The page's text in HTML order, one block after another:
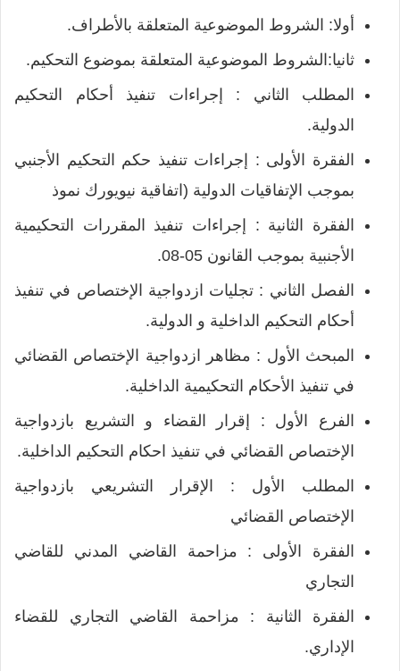
أولا: الشروط الموضوعية المتعلقة بالأطراف.
ثانيا:الشروط الموضوعية المتعلقة بموضوع التحكيم.
المطلب الثاني : إجراءات تنفيذ أحكام التحكيم
الدولية.
الفقرة الأولى : إجراءات تنفيذ حكم التحكيم الأجنبي
بموجب الإتفاقيات الدولية (اتفاقية نيويورك نموذ
الفقرة الثانية : إجراءات تنفيذ المقررات التحكيمية
الأجنبية بموجب القانون 05-08.
الفصل الثاني : تجليات ازدواجية الإختصاص في تنفيذ
أحكام التحكيم الداخلية و الدولية.
المبحث الأول : مظاهر ازدواجية الإختصاص القضائي
في تنفيذ الأحكام التحكيمية الداخلية.
الفرع الأول : إقرار القضاء و التشريع بازدواجية
الإختصاص القضائي في تنفيذ احكام التحكيم الداخلية.
المطلب الأول : الإقرار التشريعي بازدواجية
الإختصاص القضائي
الفقرة الأولى : مزاحمة القاضي المدني للقاضي
التجاري
الفقرة الثانية : مزاحمة القاضي التجاري للقضاء
الإداري.